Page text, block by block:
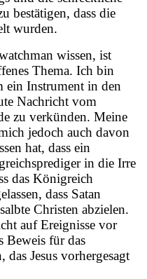
bestätigen, dass die
wurden.
wissen, ist
Thema. Ich bin
ein Instrument in den
Nachricht vom
zu verkünden. Meine
jedoch auch davon
hat, dass ein
in die Irre
das Königreich
dass Satan
Christen abzielen.
auf Ereignisse vor
Beweis für das
das Jesus vorhergesagt